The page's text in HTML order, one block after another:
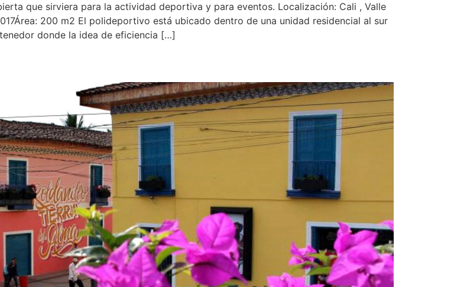
que sirviera para la actividad deportiva y para eventos. Localización: Cali , Valle
200 m2 El polideportivo está ubicado dentro de una unidad residencial al sur
donde la idea de eficiencia […]